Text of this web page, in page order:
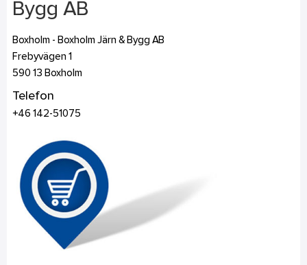
Bygg AB
Boxholm - Boxholm Järn & Bygg AB
Frebyvägen 1
590 13 Boxholm
Telefon
+46 142-51075